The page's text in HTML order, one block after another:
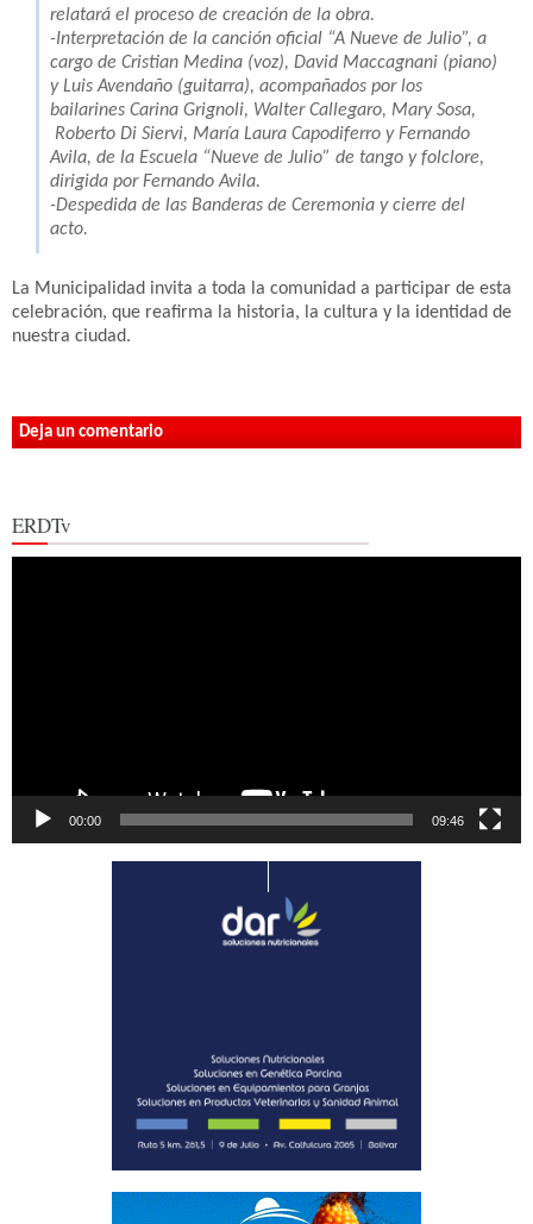
relatará el proceso de creación de la obra.
-Interpretación de la canción oficial “A Nueve de Julio”, a
cargo de Cristian Medina (voz), David Maccagnani (piano)
y Luis Avendaño (guitarra), acompañados por los
bailarines Carina Grignoli, Walter Callegaro, Mary Sosa,
Roberto Di Siervi, María Laura Capodiferro y Fernando
Avila, de la Escuela “Nueve de Julio” de tango y folclore,
dirigida por Fernando Avila.
-Despedida de las Banderas de Ceremonia y cierre del
acto.
La Municipalidad invita a toda la comunidad a participar de esta
celebración, que reafirma la historia, la cultura y la identidad de
nuestra ciudad.
Deja un comentario
ERDTv
00:00 09:46